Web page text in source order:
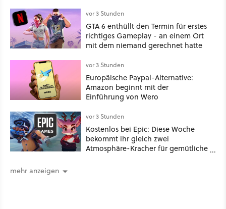
vor 3 Stunden
GTA 6 enthüllt den Termin für erstes
richtiges Gameplay - an einem Ort
mit dem niemand gerechnet hatte
vor 3 Stunden
Europäische Paypal-Alternative:
Amazon beginnt mit der
Einführung von Wero
vor 3 Stunden
Kostenlos bei Epic: Diese Woche
bekommt ihr gleich zwei
Atmosphäre-Kracher für gemütliche
mehr anzeigen